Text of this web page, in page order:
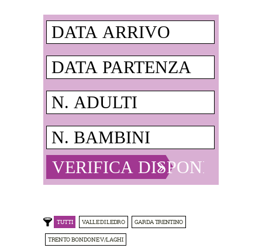
TUTTI VALLE DI LEDRO GARDA TRENTINO
TRENTO BONDONE V/LAGHI